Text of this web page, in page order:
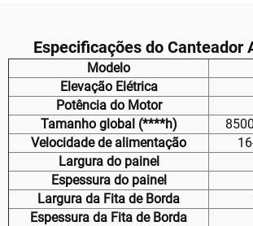
Especificações do Canteador
Modelo
Elevação Elétrica
Potência do Motor
Tamanho global (****h)
Velocidade de alimentação
Largura do painel
Espessura do painel
Largura da Fita de Borda
Espessura da Fita de Borda